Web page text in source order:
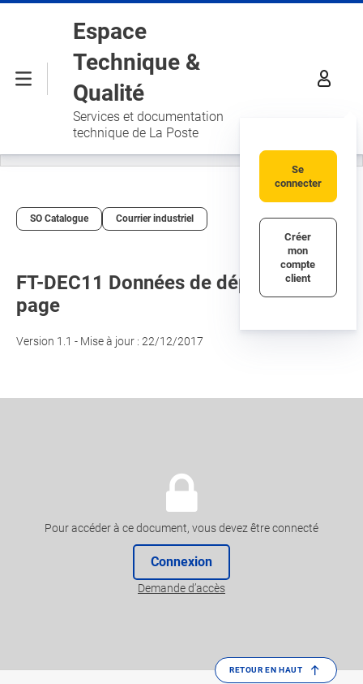
Aller au contenu principal
Menu
Espace
Technique &
Qualité
Services et documentation
technique de La Poste
Se
connecter
Créer
mon
compte
client
SO Catalogue Courrier industriel
FT-DEC11 Données de dépôt - A la
page
Version 1.1 - Mise à jour : 22/12/2017
Pour accéder à ce document, vous devez être connecté
Connexion
Demande d’accès
RETOUR EN HAUT